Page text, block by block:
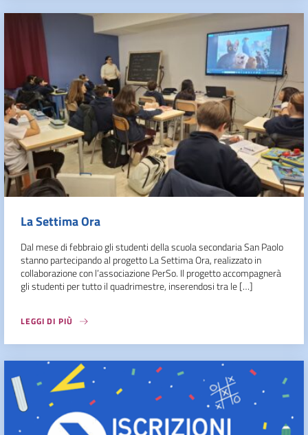
La Settima Ora
Dal mese di febbraio gli studenti della scuola secondaria San Paolo
stanno partecipando al progetto La Settima Ora, realizzato in
collaborazione con l’associazione PerSo. Il progetto accompagnerà
gli studenti per tutto il quadrimestre, inserendosi tra le […]
LEGGI DI PIÙ